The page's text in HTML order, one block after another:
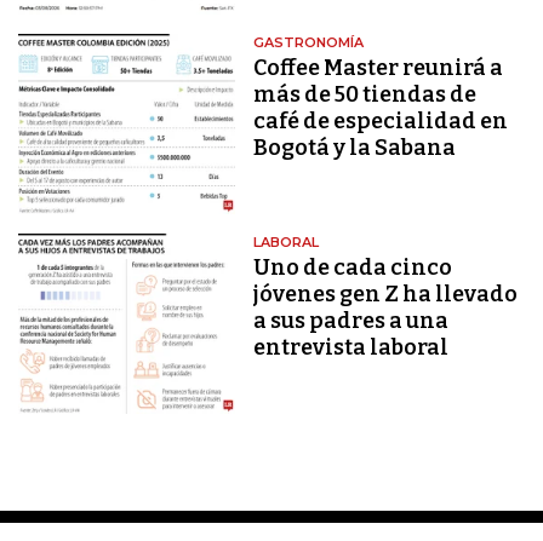
GASTRONOMÍA
Coffee Master reunirá a
más de 50 tiendas de
café de especialidad en
Bogotá y la Sabana
LABORAL
Uno de cada cinco
jóvenes gen Z ha llevado
a sus padres a una
entrevista laboral